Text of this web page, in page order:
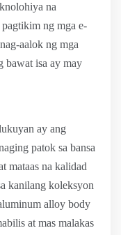
na
ng mga e-
aalok ng mga
bawat isa ay may
ay ang
patok sa bansa
mataas na kalidad
kanilang koleksyon
alloy body
at mas malakas